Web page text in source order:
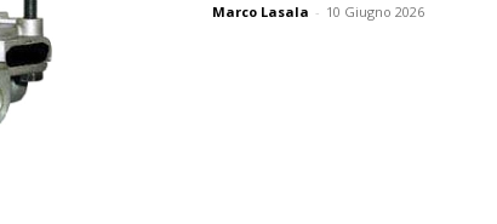
Marco Lasala - 10 Giugno 2026